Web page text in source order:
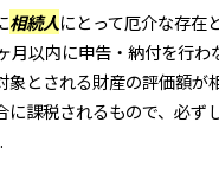
相続人にとって厄介な存在
月以内に申告・納付を行
象とされる財産の評価額が
に課税されるもので、必ず